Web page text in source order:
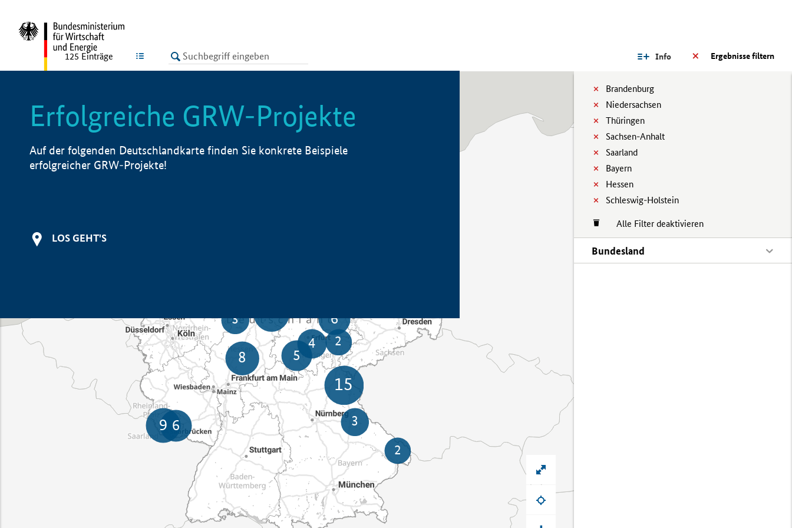
LISTE Ergebnisse filtern
Info
Brandenburg
Niedersachsen
Thüringen
Sachsen-Anhalt
Saarland
Bayern
Hessen
Schleswig-Holstein
Alle Filter deaktivieren
Bundesland
125 Einträge
Erfolgreiche GRW-Projekte
Auf der folgenden Deutschlandkarte finden Sie konkrete Beispiele
erfolgreicher GRW-Projekte!
LOS GEHT'S